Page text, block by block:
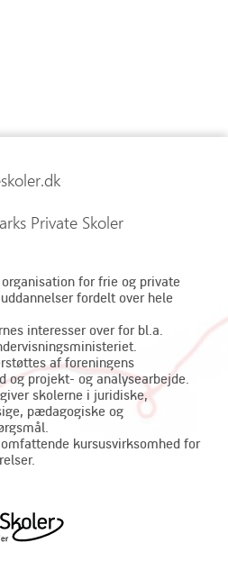
Private Skoler
for frie og private
fordelt over hele
interesser over for bl.a.
af foreningens
og projekt- og analysearbejde.
skolerne i juridiske,
pædagogiske og
kursusvirksomhed for